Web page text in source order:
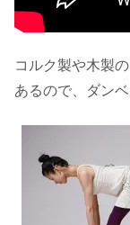
コルク製や木製
あるので、ダン